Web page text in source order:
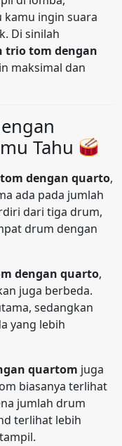
kamu ingin suara
Di sinilah
trio tom dengan
maksimal dan
Tahu
dengan quarto,
ada pada jumlah
dari tiga drum,
drum dengan
dengan quarto,
juga berbeda.
sedangkan
yang lebih
quartom juga
biasanya terlihat
jumlah drum
terlihat lebih